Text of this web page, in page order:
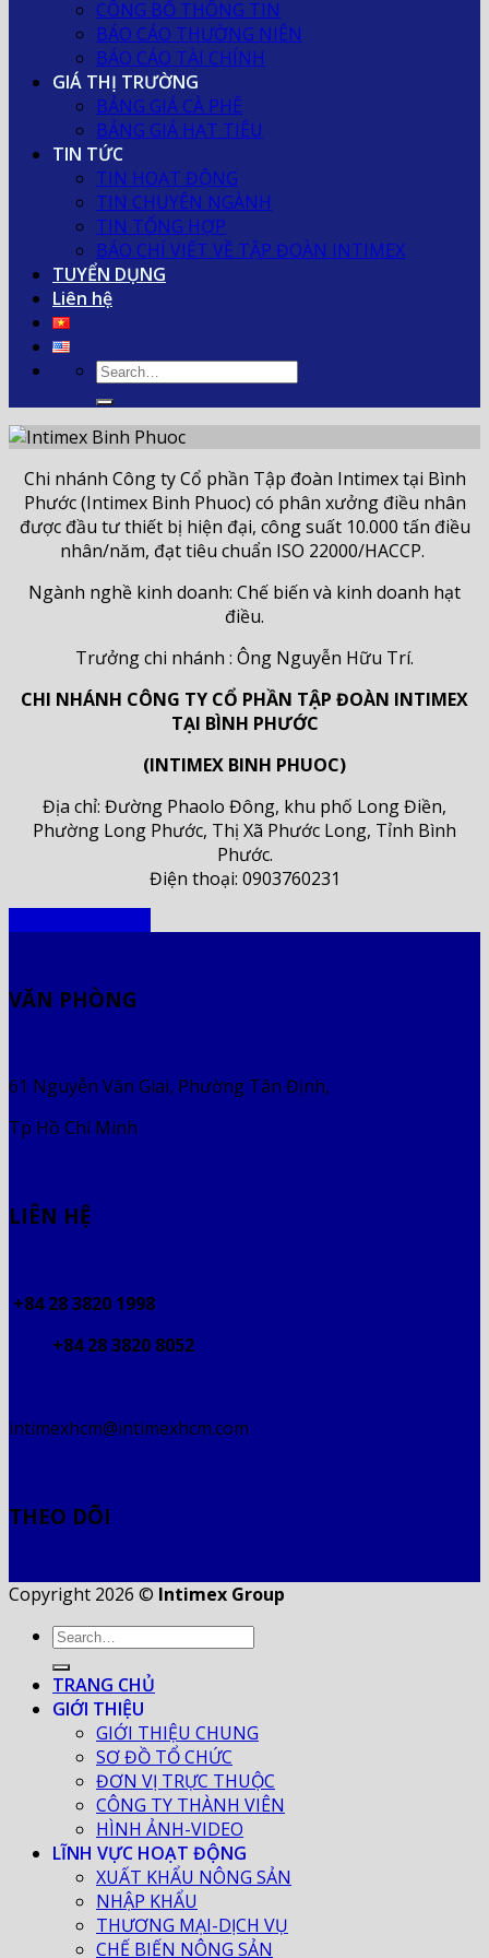
CÔNG BỐ THÔNG TIN
BÁO CÁO THƯỜNG NIÊN
BÁO CÁO TÀI CHÍNH
GIÁ THỊ TRƯỜNG
BẢNG GIÁ CÀ PHÊ
BẢNG GIÁ HẠT TIÊU
TIN TỨC
TIN HOẠT ĐỘNG
TIN CHUYÊN NGÀNH
TIN TỔNG HỢP
BÁO CHÍ VIẾT VỀ TẬP ĐOÀN INTIMEX
TUYỂN DỤNG
Liên hệ
Chi nhánh Công ty Cổ phần Tập đoàn Intimex tại Bình
Phước (Intimex Binh Phuoc) có phân xưởng điều nhân
được đầu tư thiết bị hiện đại, công suất 10.000 tấn điều
nhân/năm, đạt tiêu chuẩn ISO 22000/HACCP.
Ngành nghề kinh doanh: Chế biến và kinh doanh hạt
điều.
Trưởng chi nhánh : Ông Nguyễn Hữu Trí.
CHI NHÁNH CÔNG TY CỔ PHẦN TẬP ĐOÀN INTIMEX
TẠI BÌNH PHƯỚC
(INTIMEX BINH PHUOC)
Địa chỉ: Đường Phaolo Đông, khu phố Long Điền,
Phường Long Phước, Thị Xã Phước Long, Tỉnh Bình
Phước.
Điện thoại: 0903760231
VĂN PHÒNG
61 Nguyễn Văn Giai, Phường Tân Định,
Tp Hồ Chí Minh
LIÊN HỆ
+84 28 3820 1998
+84 28 3820 8052
intimexhcm@intimexhcm.com
THEO DÕI
Copyright 2026 © Intimex Group
TRANG CHỦ
GIỚI THIỆU
GIỚI THIỆU CHUNG
SƠ ĐỒ TỔ CHỨC
ĐƠN VỊ TRỰC THUỘC
CÔNG TY THÀNH VIÊN
HÌNH ẢNH-VIDEO
LĨNH VỰC HOẠT ĐỘNG
XUẤT KHẨU NÔNG SẢN
NHẬP KHẨU
THƯƠNG MẠI-DỊCH VỤ
CHẾ BIẾN NÔNG SẢN